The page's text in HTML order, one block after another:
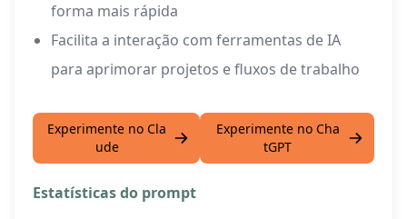
forma mais rápida
Facilita a interação com ferramentas de IA
para aprimorar projetos e fluxos de trabalho
Experimente no Cla
ude
Experimente no Cha
tGPT
Estatísticas do prompt